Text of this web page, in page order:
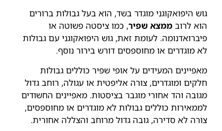
גוש היפואקוגני מוגדר בשד, הוא בעל גבולות ברורים
הוא לרוב ממצא שפיר, כמו ציסטה פשוטה או
פיברואדנומה. לעומת זאת, גוש היפואקוגני עם גבולות
לא מוגדרים או מחוספסים דורש בירור נוסף.
מאפיינים המעידים על אופי שפיר כוללים גבולות
חלקים ומוגדרים, צורה אליפטית או עגולה, רוחב גדול
מגובה והד אחורי מוגבר בציסטות. מאפיינים החשודים
לממאירות כוללים גבולות לא מוגדרים או מחוספסים,
צורה לא סדירה, גובה גדול מרוחב והצללה אחורית.